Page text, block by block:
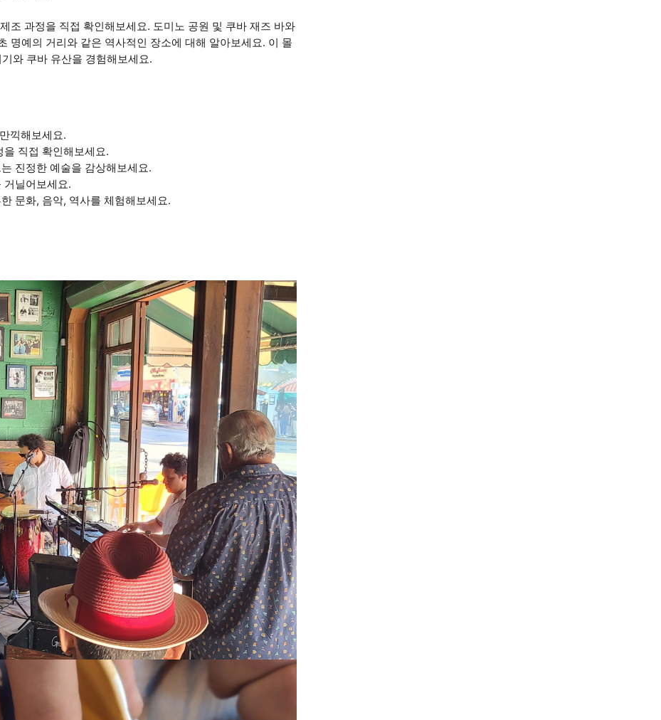
조 과정을 직접 확인해보세요. 도미노 공원 및 쿠바 재즈 바와
명예의 거리와 같은 역사적인 장소에 대해 알아보세요. 이 몰
와 쿠바 유산을 경험해보세요.
끽해보세요.
직접 확인해보세요.
진정한 예술을 감상해보세요.
닐어보세요.
문화, 음악, 역사를 체험해보세요.